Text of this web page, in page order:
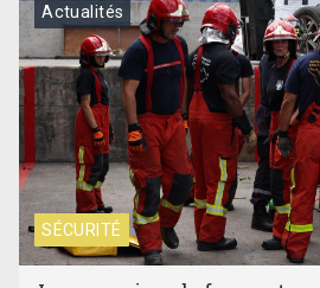
SÉCURITÉ
Actualités